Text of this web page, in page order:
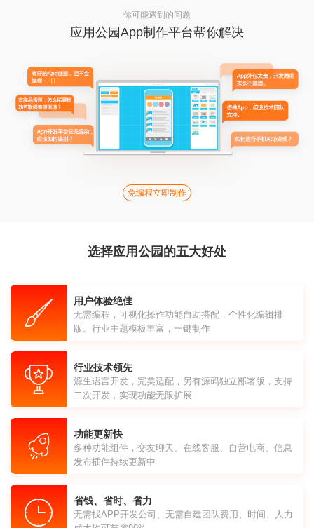
你可能遇到的问题
应用公园App制作平台帮你解决
免编程立即制作
选择应用公园的五大好处
用户体验绝佳
无需编程，可视化操作功能自助搭配，个性化编辑排
版。行业主题模板丰富，一键制作
行业技术领先
源生语言开发，完美适配，另有源码独立部署版，支持
二次开发，实现功能无限扩展
功能更新快
多种功能组件，交友聊天、在线客服、自营电商、信息
发布插件持续更新中
省钱、省时、省力
无需找APP开发公司、无需自建团队费用、时间、人力